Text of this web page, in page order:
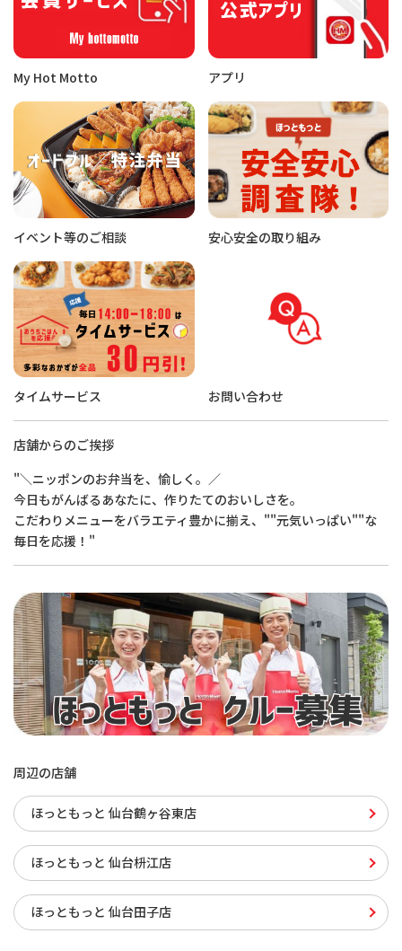
My Hot Motto アプリ
イベント等のご相談 安心安全の取り組み
タイムサービス お問い合わせ
店舗からのご挨拶
"＼ニッポンのお弁当を、愉しく。／
今日もがんばるあなたに、作りたてのおいしさを。
こだわりメニューをバラエティ豊かに揃え、""元気いっぱい""な
毎日を応援！"
周辺の店舗
ほっともっと 仙台鶴ヶ谷東店
ほっともっと 仙台枡江店
ほっともっと 仙台田子店